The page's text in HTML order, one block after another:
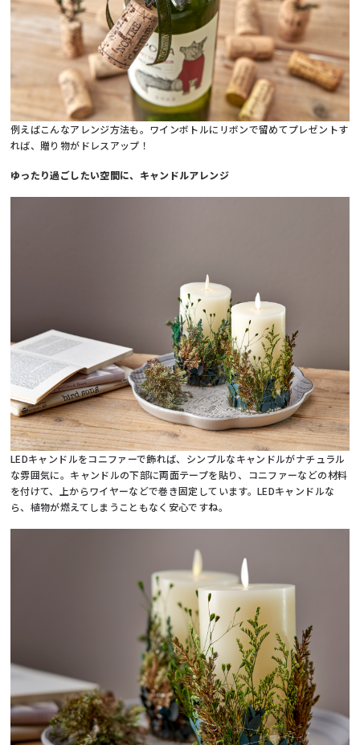
例えばこんなアレンジ方法も。ワインボトルにリボンで留めてプレゼントす
れば、贈り物がドレスアップ！
ゆったり過ごしたい空間に、キャンドルアレンジ
LEDキャンドルをコニファーで飾れば、シンプルなキャンドルがナチュラル
な雰囲気に。キャンドルの下部に両面テープを貼り、コニファーなどの材料
を付けて、上からワイヤーなどで巻き固定しています。LEDキャンドルな
ら、植物が燃えてしまうこともなく安心ですね。